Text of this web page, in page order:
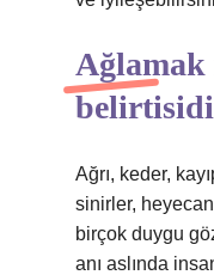
Ağlamak
Ağrı, keder,
sinirler,
birçok duygu
anı aslında